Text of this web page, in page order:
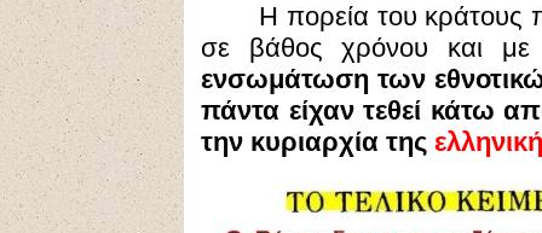
Η πορεία του κράτους
σε βάθος χρόνου και με
ενσωμάτωση των
πάντα είχαν τεθεί κάτω
την κυριαρχία της